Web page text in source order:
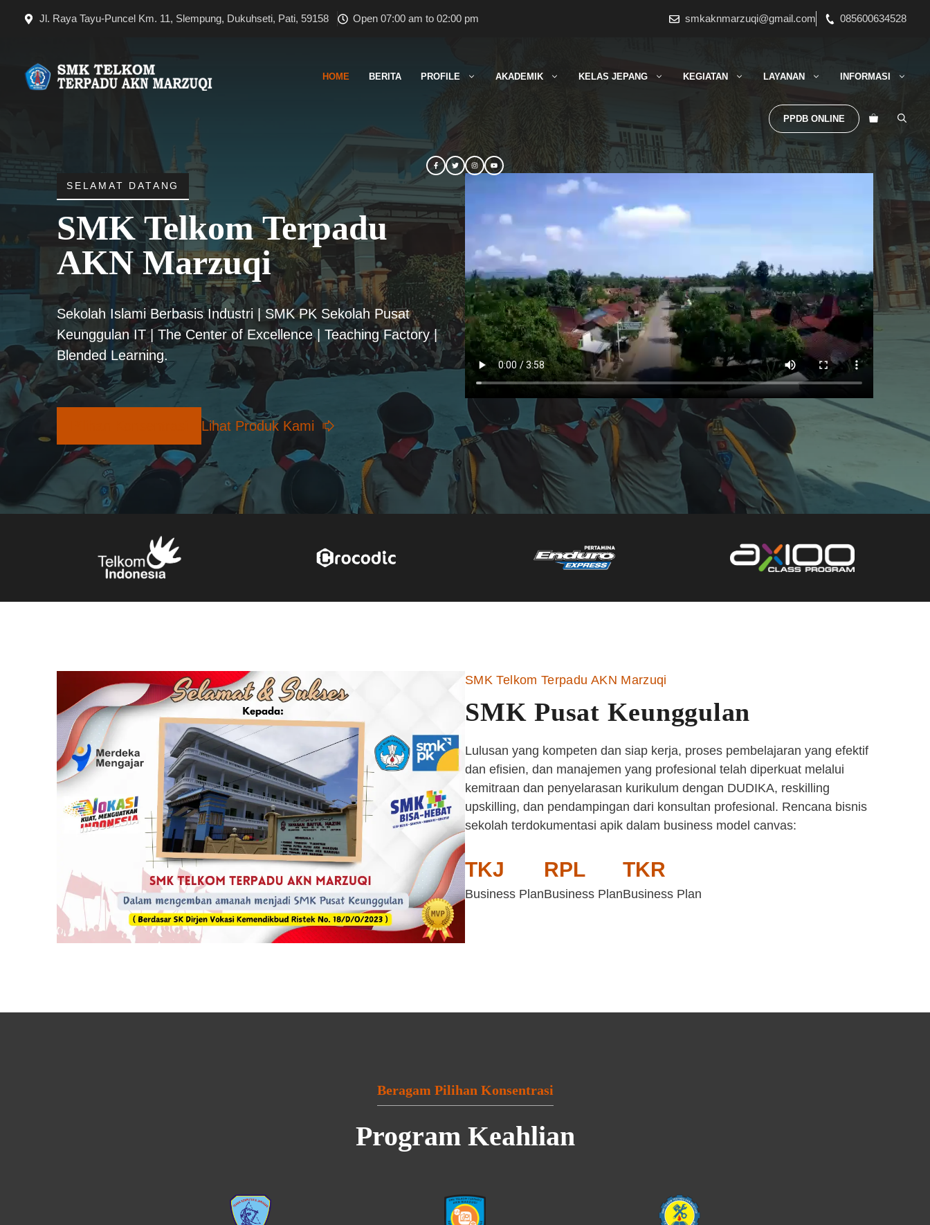
Jl. Raya Tayu-Puncel Km. 11, Slempung, Dukuhseti, Pati, 59158 Open 07:00 am to 02:00 pm smkaknmarzuqi@gmail.com 085600634528
HOME BERITA PROFILE AKADEMIK KELAS JEPANG KEGIATAN LAYANAN INFORMASI
PPDB ONLINE
SELAMAT DATANG
SMK Telkom Terpadu
AKN Marzuqi
Sekolah Islami Berbasis Industri | SMK PK Sekolah Pusat
Keunggulan IT | The Center of Excellence | Teaching Factory |
Blended Learning.
Lihat Produk Kami
SMK Telkom Terpadu AKN Marzuqi
SMK Pusat Keunggulan
Lulusan yang kompeten dan siap kerja, proses pembelajaran yang efektif
dan efisien, dan manajemen yang profesional telah diperkuat melalui
kemitraan dan penyelarasan kurikulum dengan DUDIKA, reskilling
upskilling, dan pendampingan dari konsultan profesional. Rencana bisnis
sekolah terdokumentasi apik dalam business model canvas:
TKJ
Business Plan
RPL
Business Plan
TKR
Business Plan
Beragam Pilihan Konsentrasi
Program Keahlian